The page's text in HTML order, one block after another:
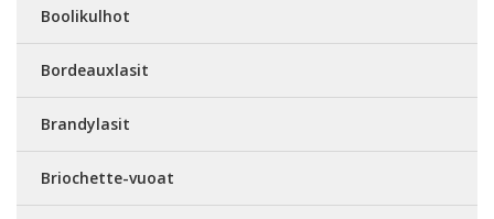
Boolikulhot
Bordeauxlasit
Brandylasit
Briochette-vuoat